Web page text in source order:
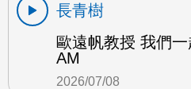
長青樹
歐遠帆教授 我們
AM
2026/07/08